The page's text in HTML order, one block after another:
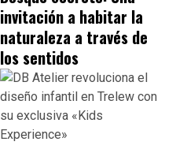
invitación a habitar la
naturaleza a través de
los sentidos